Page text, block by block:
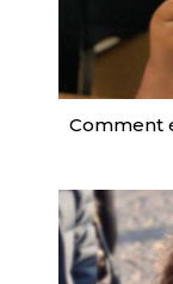
Comment